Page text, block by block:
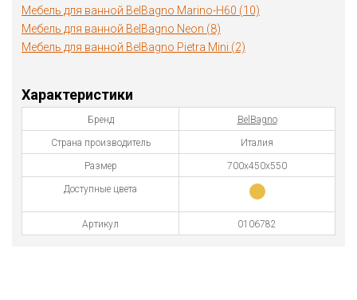
Мебель для ванной BelBagno Marino-H60 (10)
Мебель для ванной BelBagno Neon (8)
Мебель для ванной BelBagno Pietra Mini (2)
Характеристики
Бренд BelBagno
Страна производитель Италия
Размер 700х450х550
Доступные цвета
Артикул 0106782